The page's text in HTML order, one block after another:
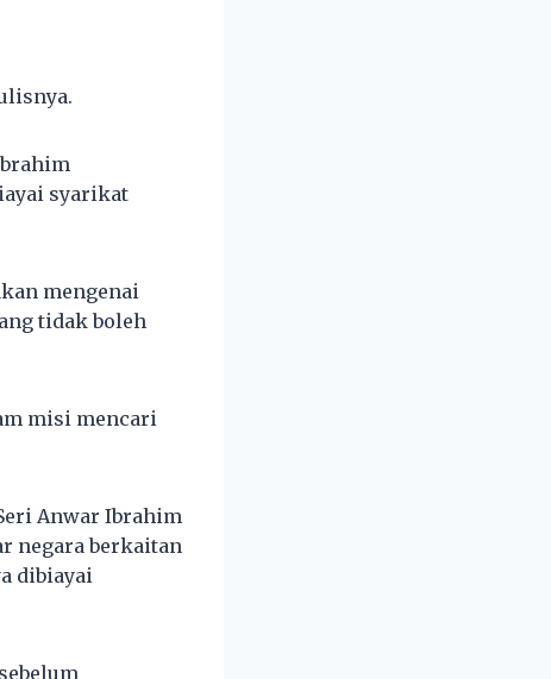
syarikat
mengenai
tidak boleh
misi mencari
Anwar Ibrahim
negara berkaitan
dibiayai